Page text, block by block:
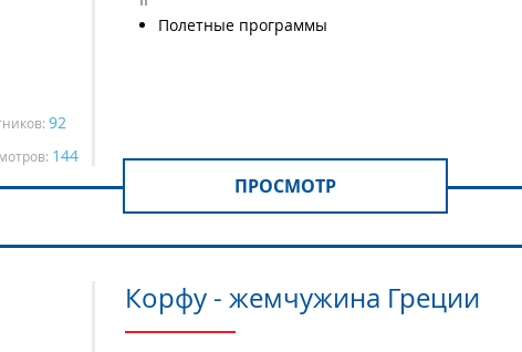
92
144
Полетные программы
ПРОСМОТР
Корфу - жемчужина Греции